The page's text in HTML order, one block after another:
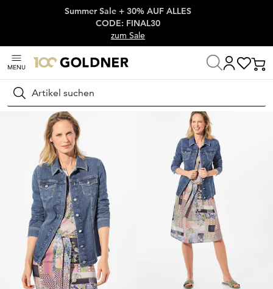
Überspringe Navigation, direkt zum Content
Summer Sale + 30% AUF ALLES
CODE: FINAL30
zum Sale
MENU
Suchen
Startseite Damenmode